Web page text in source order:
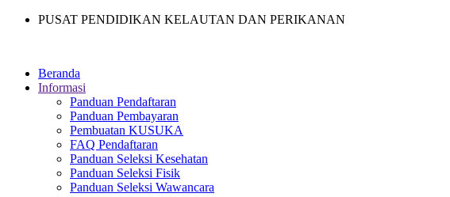
PUSAT PENDIDIKAN KELAUTAN DAN PERIKANAN
Beranda
Informasi
Panduan Pendaftaran
Panduan Pembayaran
Pembuatan KUSUKA
FAQ Pendaftaran
Panduan Seleksi Kesehatan
Panduan Seleksi Fisik
Panduan Seleksi Wawancara